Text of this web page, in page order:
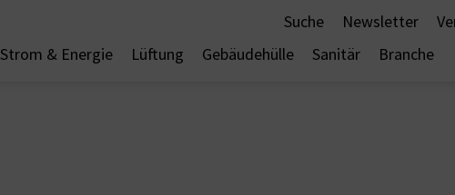
Suche Newsletter
Strom & Energie Lüftung Gebäudehülle Sanitär Branche